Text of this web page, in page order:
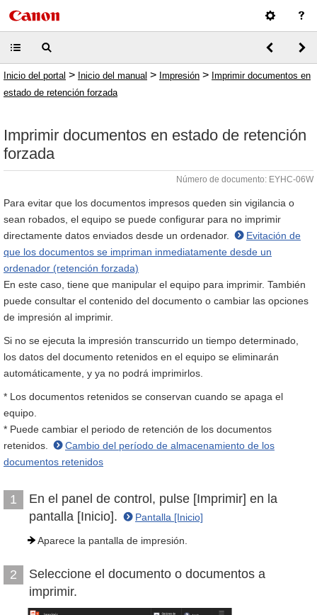
Inicio del portal > Inicio del manual > Impresión > Imprimir documentos en
estado de retención forzada
Imprimir documentos en estado de retención
forzada
Número de documento: EYHC-06W
Para evitar que los documentos impresos queden sin vigilancia o
sean robados, el equipo se puede configurar para no imprimir
directamente datos enviados desde un ordenador.
Evitación de
que los documentos se impriman inmediatamente desde un
ordenador (retención forzada)
En este caso, tiene que manipular el equipo para imprimir. También
puede consultar el contenido del documento o cambiar las opciones
de impresión al imprimir.
Si no se ejecuta la impresión transcurrido un tiempo determinado,
los datos del documento retenidos en el equipo se eliminarán
automáticamente, y ya no podrá imprimirlos.
* Los documentos retenidos se conservan cuando se apaga el
equipo.
* Puede cambiar el periodo de retención de los documentos
retenidos.
Cambio del período de almacenamiento de los
documentos retenidos
1
En el panel de control, pulse [Imprimir] en la
pantalla [Inicio].
Pantalla [Inicio]
Aparece la pantalla de impresión.
2
Seleccione el documento o documentos a
imprimir.